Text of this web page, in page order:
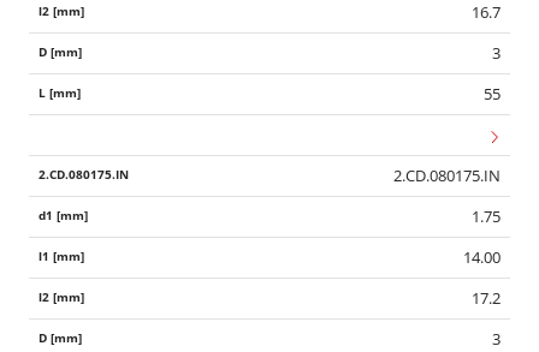
16.7
3
55
2.CD.080175.IN
1.75
14.00
17.2
3